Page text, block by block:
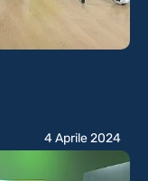
4 Aprile 2024